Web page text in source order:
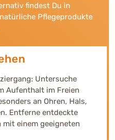
findest Du in
Pflegeprodukte
Untersuche
Aufenthalt im Freien
an Ohren, Hals,
Entferne entdeckte
einem geeigneten